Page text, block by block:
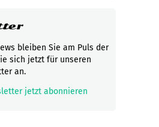
bleiben Sie am Puls der
sich jetzt für unseren
an.
jetzt abonnieren